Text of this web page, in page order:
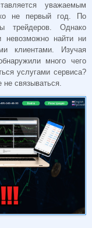
уважаемым
не первый год. По
трейдеров. Однако
невозможно найти ни
клиентами. Изучая
много чего
услугами сервиса?
не связываться.